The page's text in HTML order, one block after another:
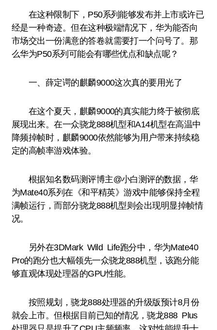
在这种限制下，P50系列能够发布并上市或许已
经是一种奇迹。但在这种极端情况下，华为能否向
市场交出一份满意的答卷就需要打一个问号了。那
么华为P50系列可能会有哪些优点和缺点呢？
一、薛定谔的麒麟9000这次真的要用光了
在这个夏天，麒麟9000的真实能力终于被彻底
展现出来。在一众骁龙888机型和A14机型在高温中
降频掉帧时，麒麟9000依然能够为用户带来持续稳
定的高帧率游戏体验。
根据知名数码测评博主@小白测评的数据，华
为Mate40系列在《和平精英》游戏中能够保持全程
满帧运行，而部分骁龙888机型则会出现明显掉帧情
况。
另外在3DMark Wild Life跑分中，华为Mate40
Pro的跑分也大幅领先一众骁龙888机型，该跑分能
够直观体现处理器的GPU性能。
按照规划，骁龙888处理器的升级版预计8月份
就会上市。但根据目前已知的情况，骁龙888 Plus